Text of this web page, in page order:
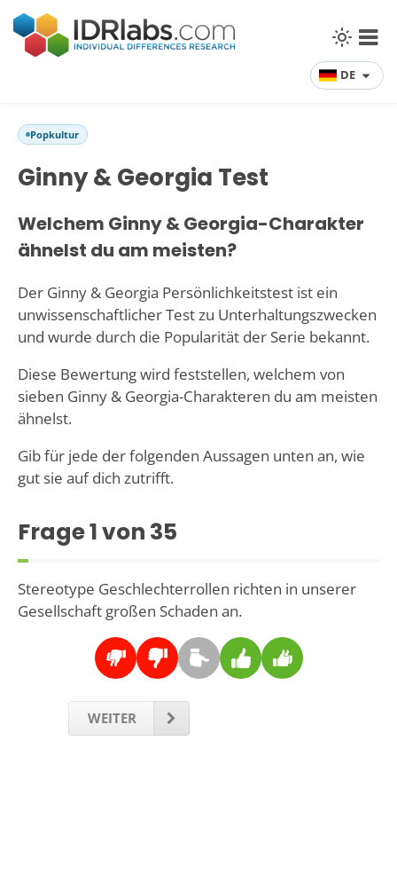
DE
Popkultur
Ginny & Georgia Test
Welchem Ginny & Georgia-Charakter
ähnelst du am meisten?
Der Ginny & Georgia Persönlichkeitstest ist ein
unwissenschaftlicher Test zu Unterhaltungszwecken
und wurde durch die Popularität der Serie bekannt.
Diese Bewertung wird feststellen, welchem von
sieben Ginny & Georgia-Charakteren du am meisten
ähnelst.
Gib für jede der folgenden Aussagen unten an, wie
gut sie auf dich zutrifft.
Frage1von 35
Stereotype Geschlechterrollen richten in unserer
Gesellschaft großen Schaden an.
WEITER